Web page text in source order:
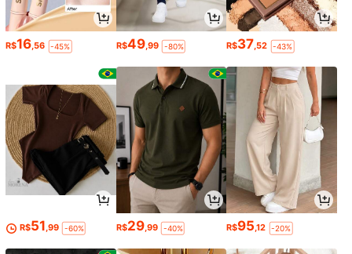
R$16,56 -45% R$49,99 -80% R$37,52 -43%
R$51,99 -60% R$29,99 -40% R$95,12 -20%